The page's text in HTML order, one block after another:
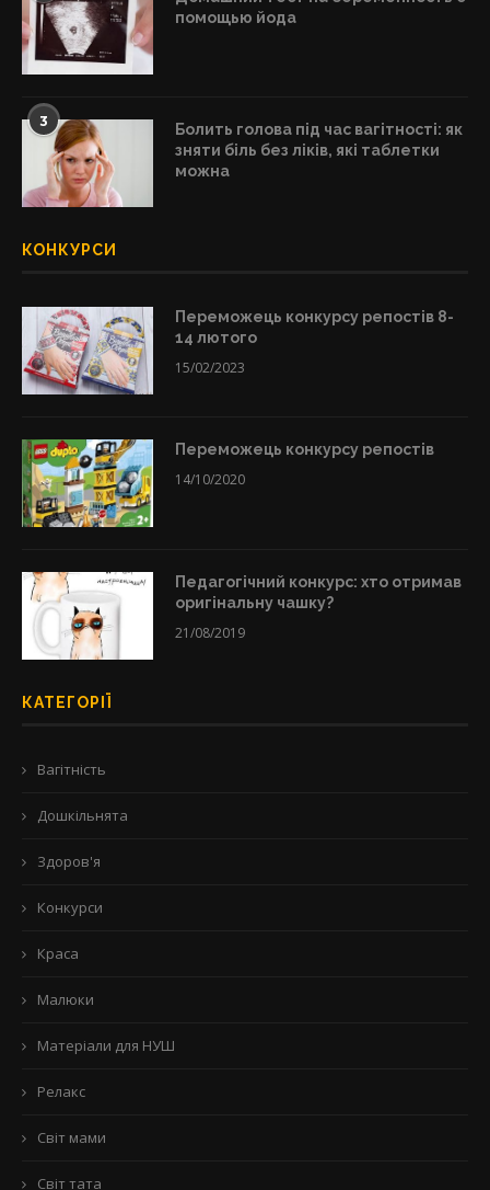
помощью йода
3
Болить голова під час вагітності: як
зняти біль без ліків, які таблетки
можна
КОНКУРСИ
Переможець конкурсу репостів 8-
14 лютого
15/02/2023
Переможець конкурсу репостів
14/10/2020
Педагогічний конкурс: хто отримав
оригінальну чашку?
21/08/2019
КАТЕГОРІЇ
Вагітність
Дошкільнята
Здоров'я
Конкурси
Краса
Малюки
Матеріали для НУШ
Релакс
Світ мами
Світ тата